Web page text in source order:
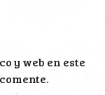
y web en este